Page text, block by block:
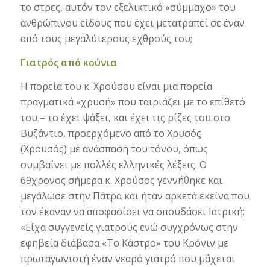
το στρες, αυτόν τον εξελικτικό «σύμμαχο» του
ανθρώπινου είδους που έχει μετατραπεί σε έναν
από τους μεγαλύτερους εχθρούς του;
Γιατρός από κούνια
Η πορεία του κ. Χρούσου είναι μια πορεία
πραγματικά «χρυσή» που ταιριάζει με το επίθετό
του – το έχει ψάξει, και έχει τις ρίζες του στο
Βυζάντιο, προερχόμενο από το Χρυσός
(Χρουσός) με ανάσπαση του τόνου, όπως
συμβαίνει με πολλές ελληνικές λέξεις. Ο
69χρονος σήμερα κ. Χρούσος γεννήθηκε και
μεγάλωσε στην Πάτρα και ήταν αρκετά εκείνα που
τον έκαναν να αποφασίσει να σπουδάσει Ιατρική:
«Είχα συγγενείς γιατρούς ενώ συγχρόνως στην
εφηβεία διάβασα «Το Κάστρο» του Κρόνιν με
πρωταγωνιστή έναν νεαρό γιατρό που μάχεται